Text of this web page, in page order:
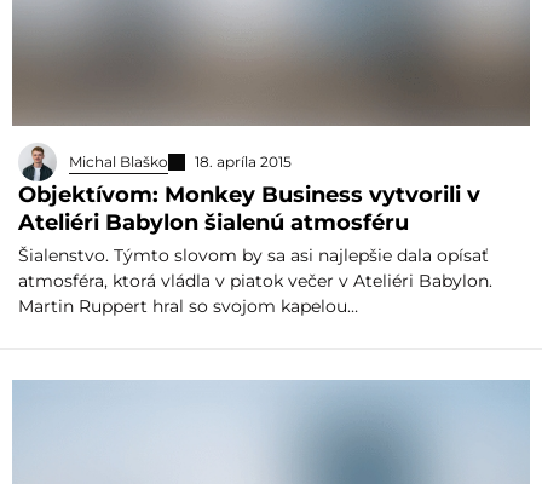
Michal Blaško 18. apríla 2015
Objektívom: Monkey Business vytvorili v
Ateliéri Babylon šialenú atmosféru
Šialenstvo. Týmto slovom by sa asi najlepšie dala opísať
atmosféra, ktorá vládla v piatok večer v Ateliéri Babylon.
Martin Ruppert hral so svojom kapelou…